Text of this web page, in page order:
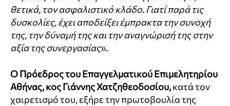
θετικά, τον ασφαλιστικό κλάδο. Γιατί παρά τις
δυσκολίες, έχει αποδείξει έμπρακτα την συνοχή
της, την δύναμή της και την αναγνώρισή της στην
αξία της συνεργασίας».
Ο Πρόεδρος του Επαγγελματικού Επιμελητηρίου
Αθήνας, κος Γιάννης Χατζηθεοδοσίου,κατά τον
χαιρετισμό του, εξήρε την πρωτοβουλία της